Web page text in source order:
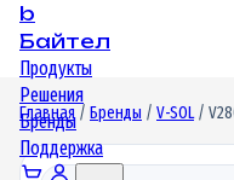
b
Байтел
Продукты
Решения
Бренды
Поддержка
Главная/ Бренды / V-SOL/